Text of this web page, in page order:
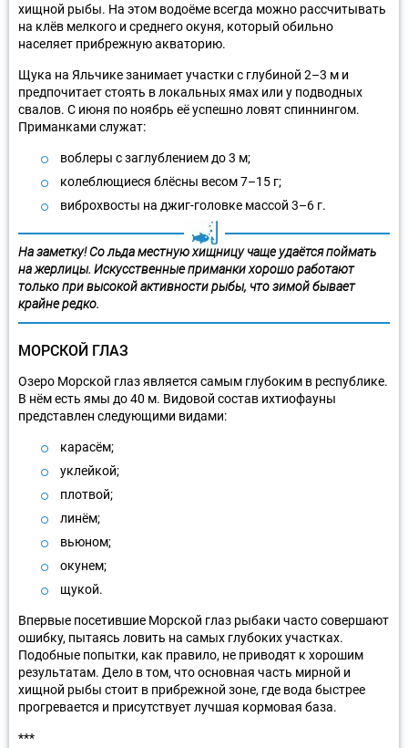
хищной рыбы. На этом водоёме всегда можно рассчитывать
на клёв мелкого и среднего окуня, который обильно
населяет прибрежную акваторию.
Щука на Яльчике занимает участки с глубиной 2–3 м и
предпочитает стоять в локальных ямах или у подводных
свалов. С июня по ноябрь её успешно ловят спиннингом.
Приманками служат:
воблеры с заглублением до 3 м;
колеблющиеся блёсны весом 7–15 г;
виброхвосты на джиг-головке массой 3–6 г.
На заметку! Со льда местную хищницу чаще удаётся поймать
на жерлицы. Искусственные приманки хорошо работают
только при высокой активности рыбы, что зимой бывает
крайне редко.
МОРСКОЙ ГЛАЗ
Озеро Морской глаз является самым глубоким в республике.
В нём есть ямы до 40 м. Видовой состав ихтиофауны
представлен следующими видами:
карасём;
уклейкой;
плотвой;
линём;
вьюном;
окунем;
щукой.
Впервые посетившие Морской глаз рыбаки часто совершают
ошибку, пытаясь ловить на самых глубоких участках.
Подобные попытки, как правило, не приводят к хорошим
результатам. Дело в том, что основная часть мирной и
хищной рыбы стоит в прибрежной зоне, где вода быстрее
прогревается и присутствует лучшая кормовая база.
***